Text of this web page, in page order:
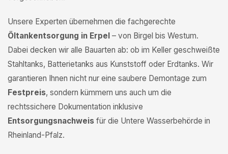
Unsere Experten übernehmen die fachgerechte
Öltankentsorgung in Erpel – von Birgel bis Westum.
Dabei decken wir alle Bauarten ab: ob im Keller geschweißte
Stahltanks, Batterietanks aus Kunststoff oder Erdtanks. Wir
garantieren Ihnen nicht nur eine saubere Demontage zum
Festpreis, sondern kümmern uns auch um die
rechtssichere Dokumentation inklusive
Entsorgungsnachweis für die Untere Wasserbehörde in
Rheinland-Pfalz.